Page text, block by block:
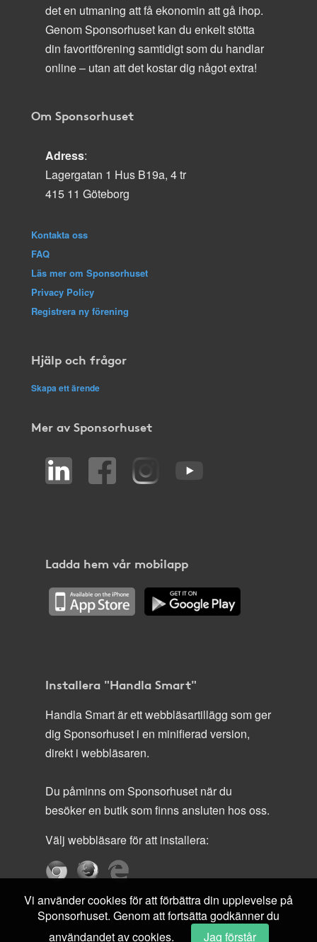
det en utmaning att få ekonomin att gå ihop.
Genom Sponsorhuset kan du enkelt stötta
din favoritförening samtidigt som du handlar
online – utan att det kostar dig något extra!
Om Sponsorhuset
Adress:
Lagergatan 1 Hus B19a, 4 tr
415 11 Göteborg
Kontakta oss
FAQ
Läs mer om Sponsorhuset
Privacy Policy
Registrera ny förening
Hjälp och frågor
Skapa ett ärende
Mer av Sponsorhuset
Ladda hem vår mobilapp
Installera "Handla Smart"
Handla Smart är ett webbläsartillägg som ger
dig Sponsorhuset i en minifierad version,
direkt i webbläsaren.
Du påminns om Sponsorhuset när du
besöker en butik som finns ansluten hos oss.
Välj webbläsare för att installera:
Vi använder cookies för att förbättra din upplevelse på
Sponsorhuset. Genom att fortsätta godkänner du
användandet av cookies.
Jag förstår